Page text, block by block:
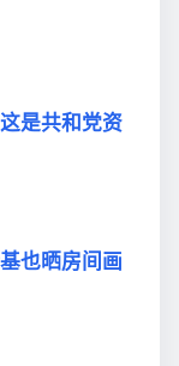
是共和党资
也晒房间画